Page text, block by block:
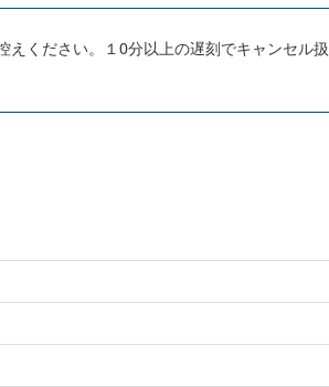
ください。１0分以上の遅刻でキャンセル扱